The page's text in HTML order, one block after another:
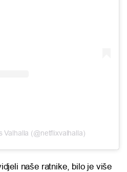
Valhalla (@netflixvalhalla)
naše ratnike, bilo je više